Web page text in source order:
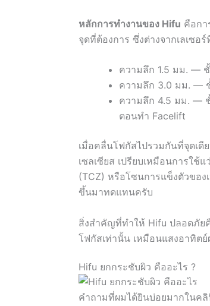
หลักการทำงานของ Hifu คือกา
จุดที่ต้องการ ซึ่งต่างจากเลเซ
ความลึก 1.5 มม. —
ความลึก 3.0 มม. —
ความลึก 4.5 มม. —
ตอนทำ Facelift
เมื่อคลื่นโฟกัสไปรวมกันที่จุดเ
เซลเซียส เปรียบเหมือนการใช้
(TCZ) หรือโซนการแข็งตัวของ
ขึ้นมาทดแทนครับ
สิ่งสำคัญที่ทำให้ Hifu ปลอดภัย
โฟกัสเท่านั้น เหมือนแสงอาทิตย์
Hifu ยกกระชับผิว คืออะไร ?
คำถามที่ผมได้ยินบ่อยมากในค